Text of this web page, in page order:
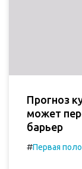
Прогноз
может
барьер
#Первая